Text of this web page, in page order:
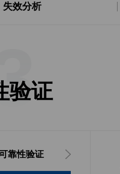
失效分析
验证
靠性验证